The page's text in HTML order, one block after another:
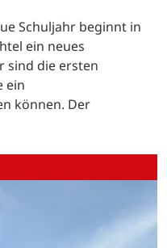
Schuljahr beginnt in
ein neues
sind die ersten
ein
können. Der